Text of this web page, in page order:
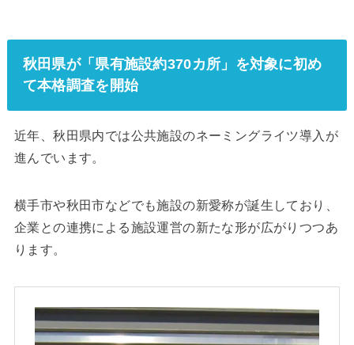
秋田県が「県有施設約370カ所」を対象に初め
て本格調査を開始
近年、秋田県内では公共施設のネーミングライツ導入が
進んでいます。
横手市や秋田市などでも施設の新愛称が誕生しており、
企業との連携による施設運営の新たな形が広がりつつあ
ります。